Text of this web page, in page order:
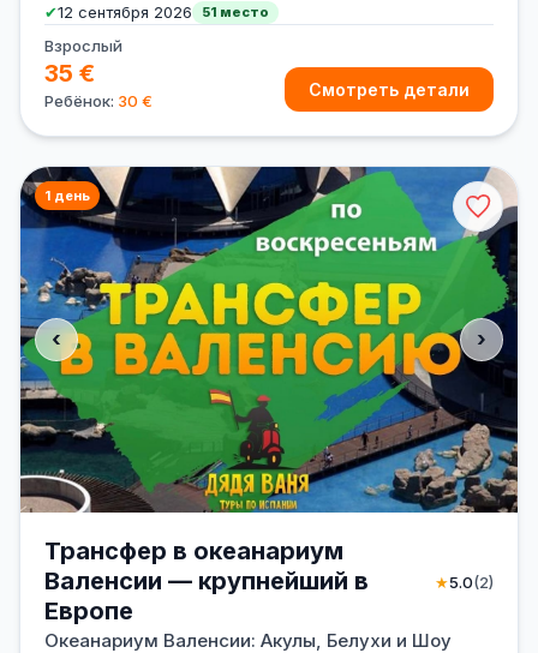
✔12 сентября 2026 51 место
Взрослый
35 €
Ребёнок: 30 €
Смотреть детали
‹ ›
1 день
Трансфер в океанариум
Валенсии — крупнейший в
Европе
★5.0(2)
Океанариум Валенсии: Акулы, Белухи и Шоу